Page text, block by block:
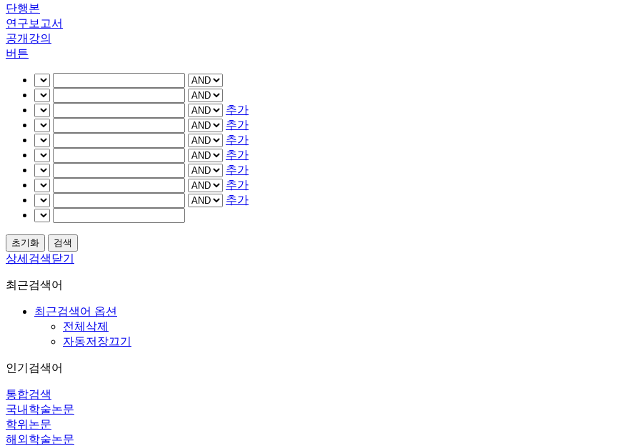
단행본
연구보고서
공개강의
버튼
추가
추가
추가
추가
추가
추가
추가
상세검색닫기
최근검색어
최근검색어 옵션
전체삭제
자동저장끄기
인기검색어
통합검색
국내학술논문
학위논문
해외학술논문